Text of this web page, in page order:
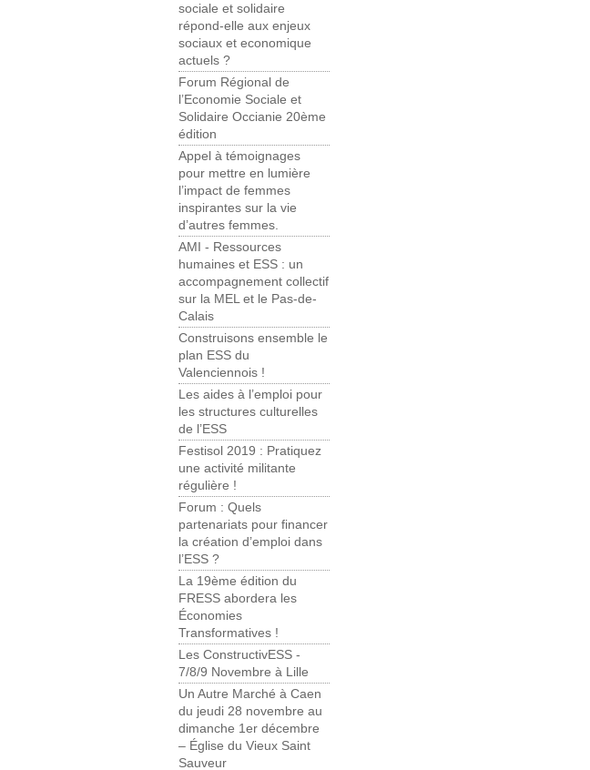
sociale et solidaire
répond-elle aux enjeux
sociaux et economique
actuels ?
Forum Régional de
l’Economie Sociale et
Solidaire Occianie 20ème
édition
Appel à témoignages
pour mettre en lumière
l’impact de femmes
inspirantes sur la vie
d’autres femmes.
AMI - Ressources
humaines et ESS : un
accompagnement collectif
sur la MEL et le Pas-de-
Calais
Construisons ensemble le
plan ESS du
Valenciennois !
Les aides à l’emploi pour
les structures culturelles
de l’ESS
Festisol 2019 : Pratiquez
une activité militante
régulière !
Forum : Quels
partenariats pour financer
la création d’emploi dans
l’ESS ?
La 19ème édition du
FRESS abordera les
Économies
Transformatives !
Les ConstructivESS -
7/8/9 Novembre à Lille
Un Autre Marché à Caen
du jeudi 28 novembre au
dimanche 1er décembre
– Église du Vieux Saint
Sauveur